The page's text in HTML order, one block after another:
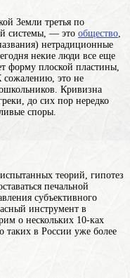
Земли третья по
системы , — это общество
нетрадиционные
некие люди все еще
форму плоской пластины,
сожалению, это не
Кривизна
до сих пор нередко
споры.
теорий, гипотез
печальной
субъективного
инструмент в
о нескольких 10-ках
таких в России уже более